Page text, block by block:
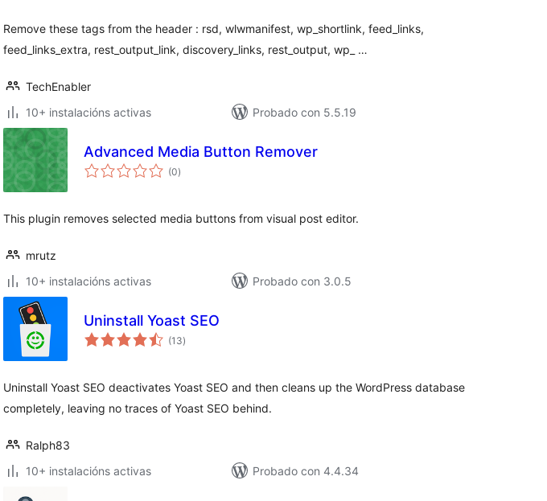
Remove these tags from the header : rsd, wlwmanifest, wp_shortlink, feed_links,
feed_links_extra, rest_output_link, discovery_links, rest_output, wp_ …
TechEnabler
10+ instalacións activas
Probado con 5.5.19
Advanced Media Button Remover
(0valoracións
totais
)
This plugin removes selected media buttons from visual post editor.
mrutz
10+ instalacións activas
Probado con 3.0.5
Uninstall Yoast SEO
(13valoracións
totais
)
Uninstall Yoast SEO deactivates Yoast SEO and then cleans up the WordPress database
completely, leaving no traces of Yoast SEO behind.
Ralph83
10+ instalacións activas
Probado con 4.4.34